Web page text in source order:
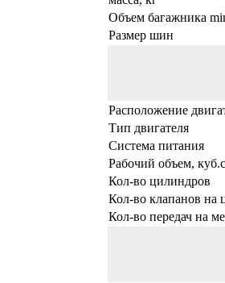
Объем багажника
Размер шин
Расположение
Тип двигателя
Система питания
Рабочий объем,
Кол-во цилиндров
Кол-во клапанов на
Кол-во передач на